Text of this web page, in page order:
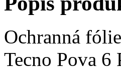
Ochranná
Tecno Pova 6